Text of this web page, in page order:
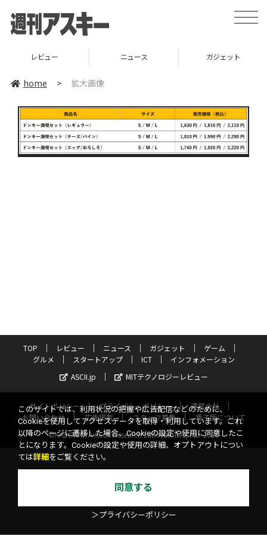
toggle
レビュー ニュース ガジェット
home > 拡大画像
TOP レビュー ニュース ガジェット
ゲーム
グルメ
スタートアップ ICT
インフォメーション
ASCII.jp
MITテクノロジーレビュー
サイトポリシー プライバシーポリシー
運営会社
お問い合わせ
広告掲載 スタッフ募集
電子版について
©KADOKAWA ASCII Research Laboratories, Inc. 2026
このサイトでは、利用状況の把握や広告配信などのために、
Cookieを使用してアクセスデータを取得・利用しています。これ
以降のページに遷移した場合、Cookieの設定や使用に同意したこ
とになります。Cookieの設定や使用の詳細、オプトアウトについ
ては詳細 をご覧ください。
同意する
＞プライバシーポリシー